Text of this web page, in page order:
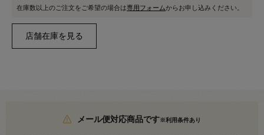
在庫数以上のご注文をご希望の場合は専用フォームからお申し込みください。
メール便対応商品です※利用条件あり